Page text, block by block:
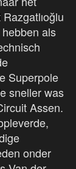
als
Superpole
sneller was
Assen.
onder